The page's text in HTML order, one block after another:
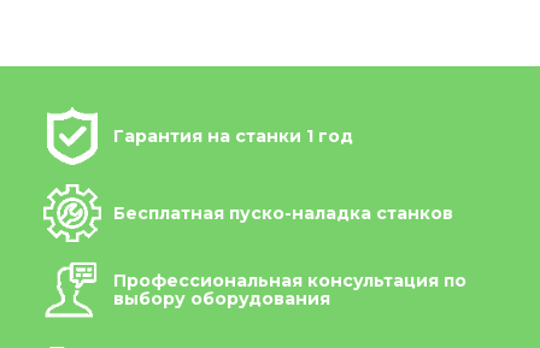
Гарантия на станки 1 год
Бесплатная пуско-наладка станков
Профессиональная консультация по
выбору оборудования